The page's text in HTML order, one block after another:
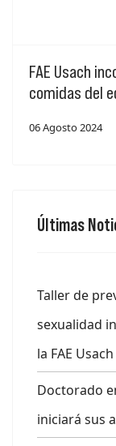
FAE Usach
comidas del
06 Agosto 2024
Últimas
Taller de
sexualidad
la FAE Usach
Doctorado
iniciará sus